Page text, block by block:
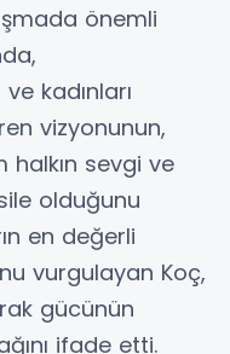
önemli
kadınları
vizyonunun,
sevgi ve
olduğunu
en değerli
vurgulayan Koç,
gücünün
ifade etti.